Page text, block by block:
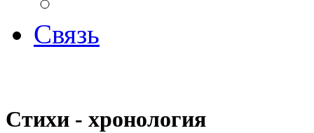
Связь
Стихи - хронология